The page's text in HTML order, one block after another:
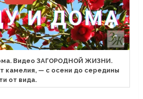
Видео ЗАГОРОДНОЙ ЖИЗНИ.
камелия, — с осени до середины
от вида.